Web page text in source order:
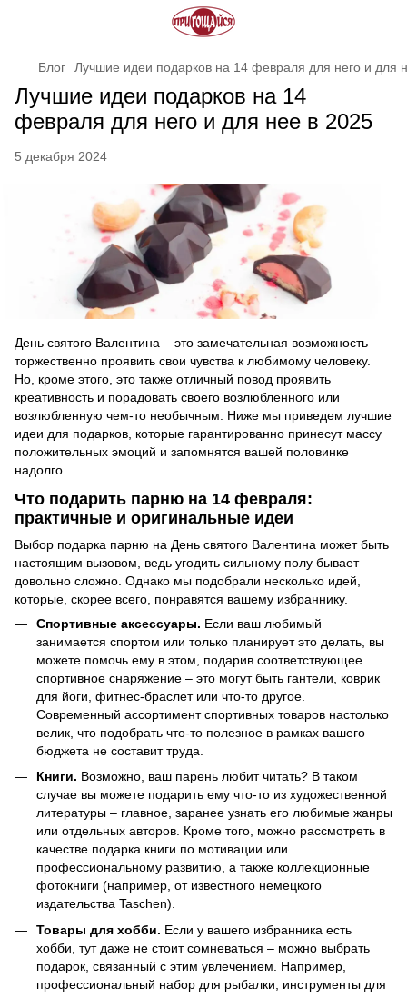
Блог Лучшие идеи подарков на 14 февраля для него и для
Лучшие идеи подарков на 14
февраля для него и для нее в 2025
5 декабря 2024
День святого Валентина – это замечательная возможность
торжественно проявить свои чувства к любимому человеку.
Но, кроме этого, это также отличный повод проявить
креативность и порадовать своего возлюбленного или
возлюбленную чем-то необычным. Ниже мы приведем лучшие
идеи для подарков, которые гарантированно принесут массу
положительных эмоций и запомнятся вашей половинке
надолго.
Что подарить парню на 14 февраля:
практичные и оригинальные идеи
Выбор подарка парню на День святого Валентина может быть
настоящим вызовом, ведь угодить сильному полу бывает
довольно сложно. Однако мы подобрали несколько идей,
которые, скорее всего, понравятся вашему избраннику.
Спортивные аксессуары. Если ваш любимый
занимается спортом или только планирует это делать, вы
можете помочь ему в этом, подарив соответствующее
спортивное снаряжение – это могут быть гантели, коврик
для йоги, фитнес-браслет или что-то другое.
Современный ассортимент спортивных товаров настолько
велик, что подобрать что-то полезное в рамках вашего
бюджета не составит труда.
Книги. Возможно, ваш парень любит читать? В таком
случае вы можете подарить ему что-то из художественной
литературы – главное, заранее узнать его любимые жанры
или отдельных авторов. Кроме того, можно рассмотреть в
качестве подарка книги по мотивации или
профессиональному развитию, а также коллекционные
фотокниги (например, от известного немецкого
издательства Taschen).
Товары для хобби. Если у вашего избранника есть
хобби, тут даже не стоит сомневаться – можно выбрать
подарок, связанный с этим увлечением. Например,
профессиональный набор для рыбалки, инструменты для